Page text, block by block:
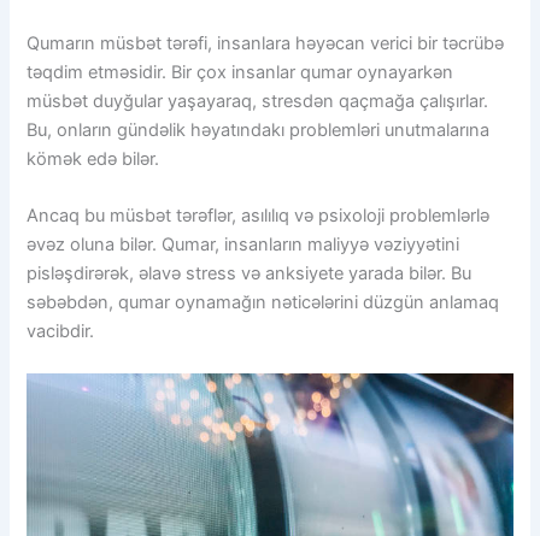
Qumarın müsbət tərəfi, insanlara həyəcan verici bir təcrübə
təqdim etməsidir. Bir çox insanlar qumar oynayarkən
müsbət duyğular yaşayaraq, stresdən qaçmağa çalışırlar.
Bu, onların gündəlik həyatındakı problemləri unutmalarına
kömək edə bilər.
Ancaq bu müsbət tərəflər, asılılıq və psixoloji problemlərlə
əvəz oluna bilər. Qumar, insanların maliyyə vəziyyətini
pisləşdirərək, əlavə stress və anksiyete yarada bilər. Bu
səbəbdən, qumar oynamağın nəticələrini düzgün anlamaq
vacibdir.